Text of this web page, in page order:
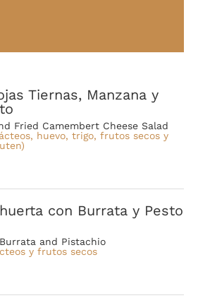
Tiernas, Manzana y
Fried Camembert Cheese Salad
huevo, trigo, frutos secos y
con Burrata y Pesto
and Pistachio
y frutos secos